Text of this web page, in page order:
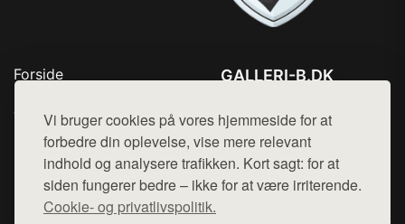
Vi bruger cookies på vores hjemmeside for at
forbedre din oplevelse, vise mere relevant
indhold og analysere trafikken. Kort sagt: for at
siden fungerer bedre – ikke for at være irriterende.
Cookie- og privatlivspolitik.
Forside
Top Rabatter
Blog
Kontakt
GALLERI-B.DK
Mail: hej@want.dk
Cookie- og privatlivspolitik